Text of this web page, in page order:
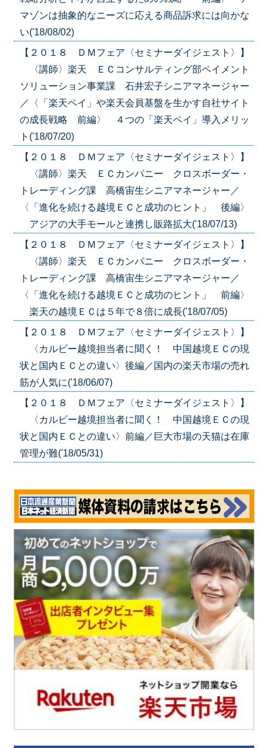
マゾンは抽象的なニーズに応える商品訴求には向かな
い('18/08/02)
【２０１８ ＤＭフェア〈セミナーダイジェスト〉】
〈講師〉楽天 ＥＣコンサルティング部ペイメント
ソリューション事業課 石井宏子シニアマネージャー
／〈「楽天ペイ」や楽天会員基盤を生かす自社サイト
の成長戦略 前編〉 ４つの「楽天ペイ」導入メリッ
ト('18/07/20)
【２０１８ ＤＭフェア〈セミナーダイジェスト〉】
〈講師〉楽天 ＥＣカンパニー クロスボーダー・
トレーディング課 高橋宙生シニアマネージャー／
〈「進化を続ける越境ＥＣと成功のヒント」 後編〉
アジアの大手モールと連携し販路拡大('18/07/13)
【２０１８ ＤＭフェア〈セミナーダイジェスト〉】
〈講師〉楽天 ＥＣカンパニー クロスボーダー・
トレーディング課 高橋宙生シニアマネージャー／
〈「進化を続ける越境ＥＣと成功のヒント」 前編〉
楽天の越境ＥＣは５年で８倍に成長('18/07/05)
【２０１８ ＤＭフェア〈セミナーダイジェスト〉】
〈カルビー越境担当者に聞く！ 中国越境ＥＣの現
状と国内ＥＣとの違い〉後編／国内の楽天市場の売れ
筋が人気に('18/06/07)
【２０１８ ＤＭフェア〈セミナーダイジェスト〉】
〈カルビー越境担当者に聞く！ 中国越境ＥＣの現
状と国内ＥＣとの違い〉前編／巨大市場の天猫は在庫
管理が難('18/05/31)